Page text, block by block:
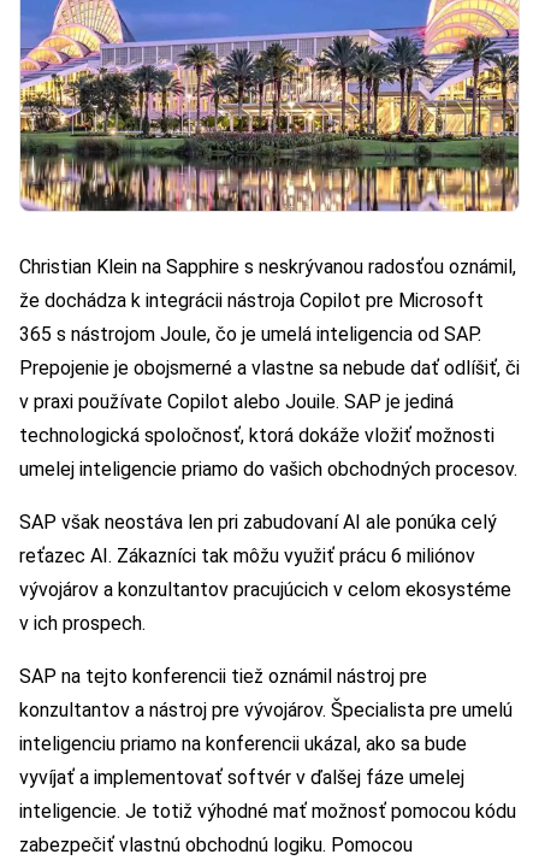
Christian Klein na Sapphire s neskrývanou radosťou oznámil,
že dochádza k integrácii nástroja Copilot pre Microsoft
365 s nástrojom Joule, čo je umelá inteligencia od SAP.
Prepojenie je obojsmerné a vlastne sa nebude dať odlíšiť, či
v praxi používate Copilot alebo Jouile. SAP je jediná
technologická spoločnosť, ktorá dokáže vložiť možnosti
umelej inteligencie priamo do vašich obchodných procesov.
SAP však neostáva len pri zabudovaní AI ale ponúka celý
reťazec AI. Zákazníci tak môžu využiť prácu 6 miliónov
vývojárov a konzultantov pracujúcich v celom ekosystéme
v ich prospech.
SAP na tejto konferencii tiež oznámil nástroj pre
konzultantov a nástroj pre vývojárov. Špecialista pre umelú
inteligenciu priamo na konferencii ukázal, ako sa bude
vyvíjať a implementovať softvér v ďalšej fáze umelej
inteligencie. Je totiž výhodné mať možnosť pomocou kódu
zabezpečiť vlastnú obchodnú logiku. Pomocou